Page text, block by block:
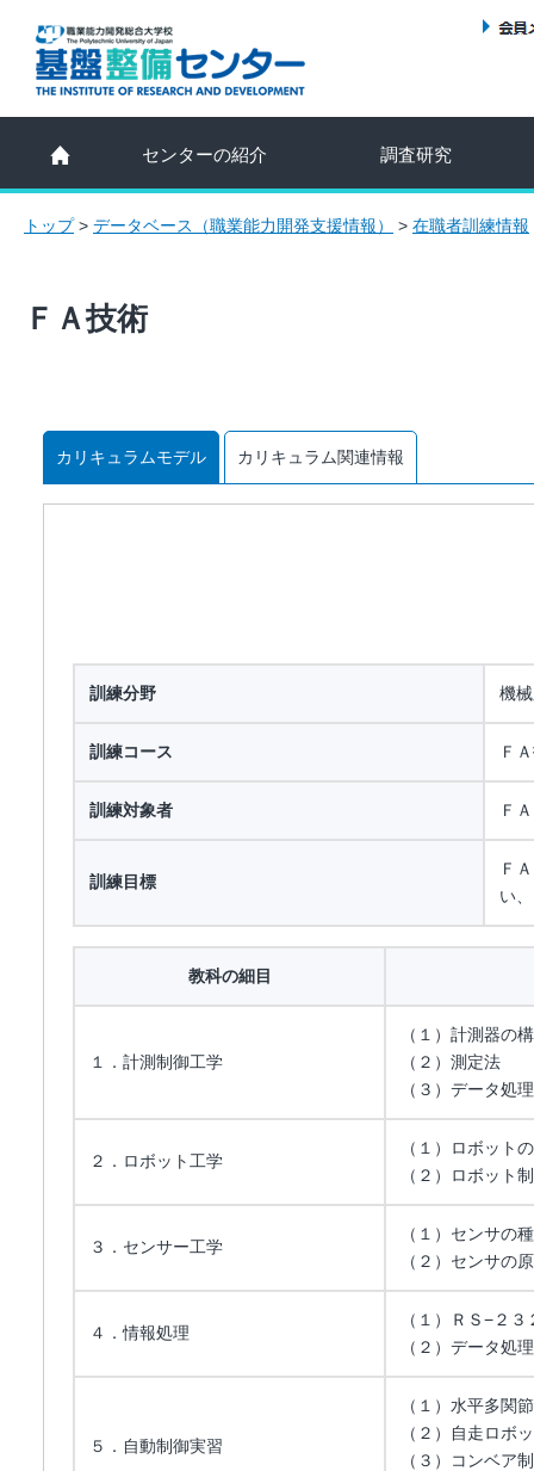
センターの紹介 調査研究
トップ> データベース（職業能力開発支援情報） > 在職者訓練情報
ＦＡ技術
カリキュラムモデル カリキュラム関連情報
訓練分野 機
訓練コース Ｆ
訓練対象者 Ｆ
訓練目標
Ｆ
い
教科の細目
１．計測制御工学
（１）計測器の
（２）測定法
（３）データ処理
２．ロボット工学
（１）ロボット
（２）ロボット
３．センサー工学
（１）センサの
（２）センサの
４．情報処理
（１）ＲＳ−２
（２）データ処
５．自動制御実習
（１）水平多関
（２）自走ロボ
（３）コンベア